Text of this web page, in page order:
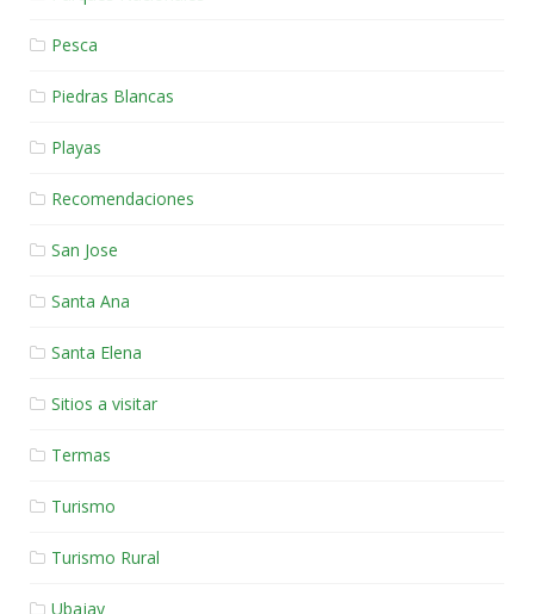
Pesca
Piedras Blancas
Playas
Recomendaciones
San Jose
Santa Ana
Santa Elena
Sitios a visitar
Termas
Turismo
Turismo Rural
Ubajay